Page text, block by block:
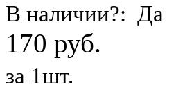
В наличии?: Да
170 руб.
за 1шт.